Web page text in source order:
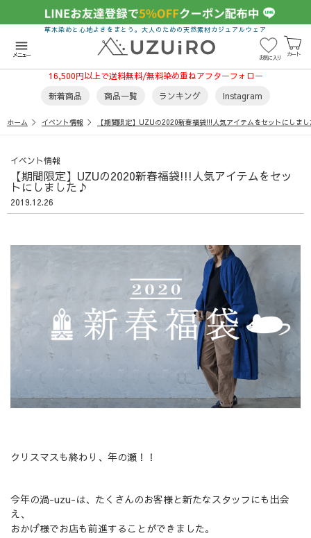
menu
メニュー お気に入り カート
草木染めと心地よさをまとう。大人のための天然素材カジュアルウェア
16,500円以上で送料無料/無料染め重ねアフターフォロー
新着商品
商品一覧 ランキング Instagram
ホーム イベント情報 【期間限定】UZUの2020新春福袋!!!人気アイテムをセットにしま
イベント情報
【期間限定】UZUの2020新春福袋!!!人気アイテムをセッ
トにしました♪
2019.12.26
クリスマスも終わり、年の瀬！！
今年の渦-uzu-は、たくさんのお客様と新たなスタッフにも出会
え、
おかげ様でお店も前進することができました。